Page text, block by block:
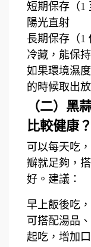
短期保存（1
陽光直射
長期保存（1
冷藏，能保
如果環境濕
的時候取出
（二）黑
比較健康？
可以每天吃
瓣就足夠，
好。建議：
早上飯後吃
可搭配湯品
起吃，增加